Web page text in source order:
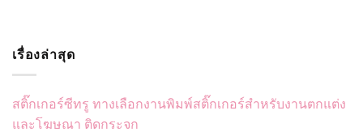
เรื่องล่าสุด
สติ๊กเกอร์ซีทรู ทางเลือกงานพิมพ์สติ๊กเกอร์สำหรับงานตกแต่ง
และโฆษณา ติดกระจก